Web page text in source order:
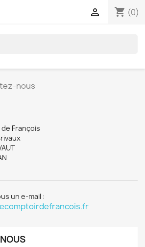
shopping_cart (0)

nous
François
un e-mail :